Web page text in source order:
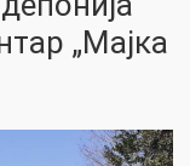
„Мајка